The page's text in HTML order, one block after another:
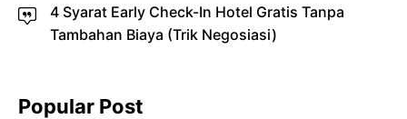
4 Syarat Early Check-In Hotel Gratis Tanpa
Tambahan Biaya (Trik Negosiasi)
Popular Post